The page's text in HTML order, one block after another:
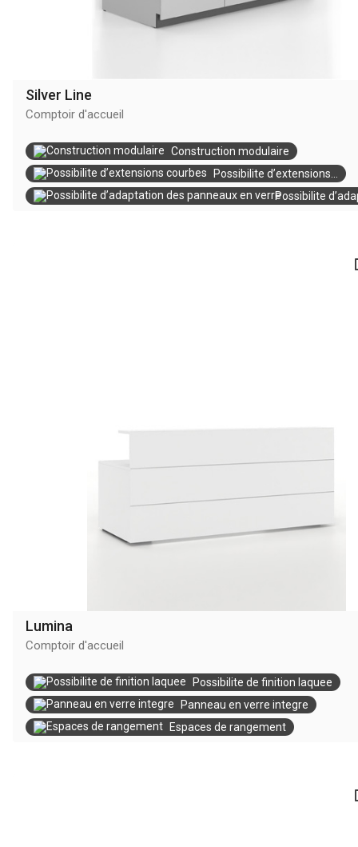
Silver Line
Comptoir d'accueil
Construction modulaire
Possibilite d’extensions...
Possibilite
Lumina
Comptoir d'accueil
Possibilite de finition laquee
Panneau en verre integre
Espaces de rangement